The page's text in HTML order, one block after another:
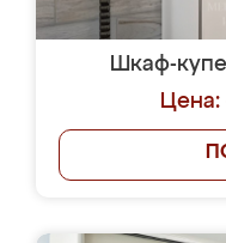
Шкаф-
Цена: